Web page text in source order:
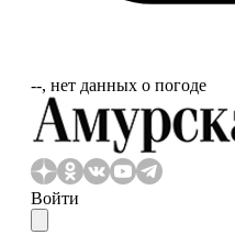
‐‐, нет данных о погоде
Войти